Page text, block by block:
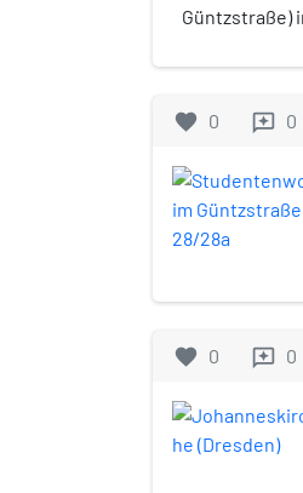
Güntzstraße)
favorite 0 reviews 0
favorite 0 reviews 0